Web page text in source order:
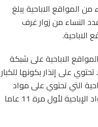
من المواقع الاباحية يبلغ
و يبلغ عدد النساء من زوار غرف
الاباحية على شبكة
66% من المواقع الإباحية لا تحتوي على إنذار بكونها للكبار
التي تحتوي على مواد
إباحية للأطفال أكثر من 100 ألف موقع و يبلغ متوسط عمر الأطفال الذين يتعرضون للمواد الإباحية لأول مرة 11 عاما